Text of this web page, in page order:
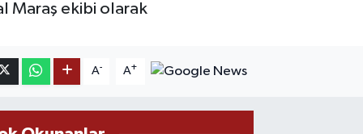
Maraş ekibi olarak
A- A+